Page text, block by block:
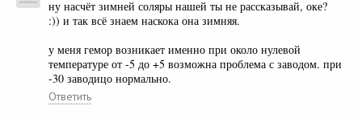
ну насчёт зимней соляры нашей ты не рассказывай, оке?
:)) и так всё знаем наскока она зимняя.
у меня гемор возникает именно при около нулевой
температуре от -5 до +5 возможна проблема с заводом. при
-30 заводицо нормально.
Ответить